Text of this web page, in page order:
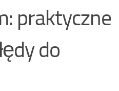
praktyczne
do